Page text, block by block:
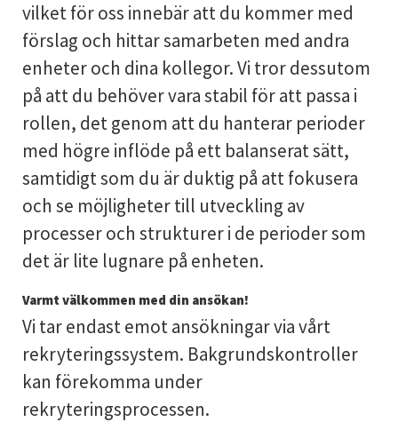
vilket för oss innebär att du kommer med
förslag och hittar samarbeten med andra
enheter och dina kollegor. Vi tror dessutom
på att du behöver vara stabil för att passa i
rollen, det genom att du hanterar perioder
med högre inflöde på ett balanserat sätt,
samtidigt som du är duktig på att fokusera
och se möjligheter till utveckling av
processer och strukturer i de perioder som
det är lite lugnare på enheten.
Varmt välkommen med din ansökan!
Vi tar endast emot ansökningar via vårt
rekryteringssystem. Bakgrundskontroller
kan förekomma under
rekryteringsprocessen.